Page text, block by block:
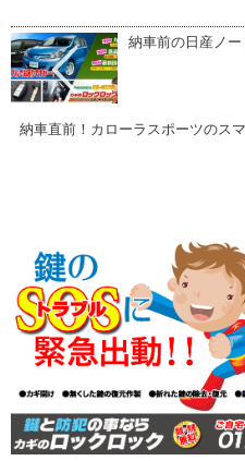
納車前の日産ノ
納車直前！カローラスポーツのス